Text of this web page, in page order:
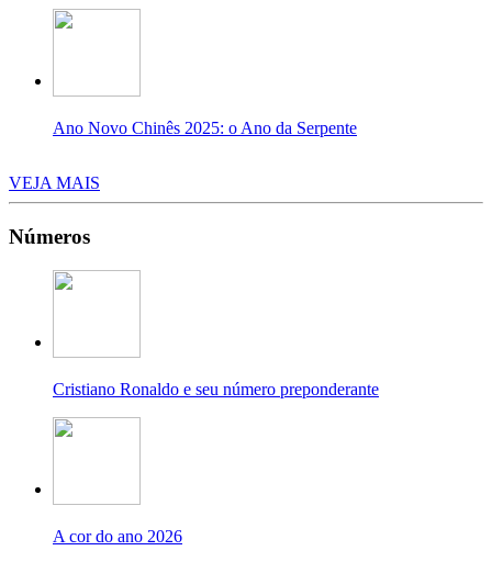
Ano Novo Chinês 2025: o Ano da Serpente
VEJA MAIS
Números
Cristiano Ronaldo e seu número preponderante
A cor do ano 2026